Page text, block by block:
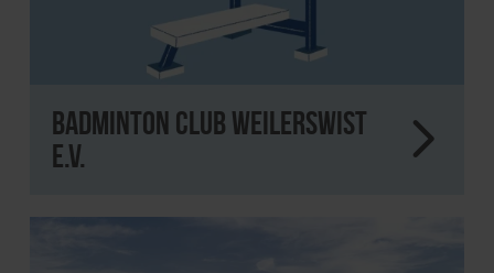
Badminton Club Weilerswist
e.V.